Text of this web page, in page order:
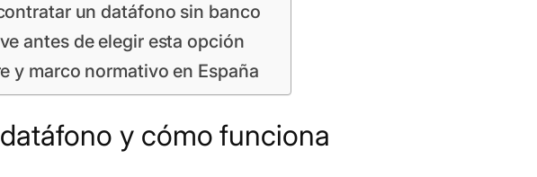
un datáfono sin banco
antes de elegir esta opción
y marco normativo en España
y cómo funciona